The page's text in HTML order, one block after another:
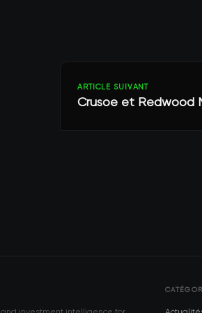
ARTICLE SUIVANT
Crusoe et Redwood